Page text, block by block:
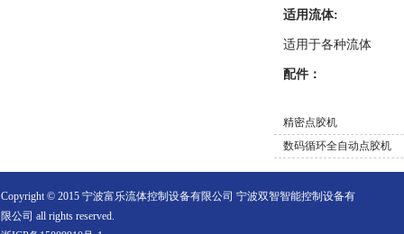
适用流体:
适用于各种流体
配件：
精密点胶机
数码循环全自动点胶机
Copyright © 2015 宁波富乐流体控制设备有限公司 宁波双智智能控制设备有
限公司 all rights reserved.